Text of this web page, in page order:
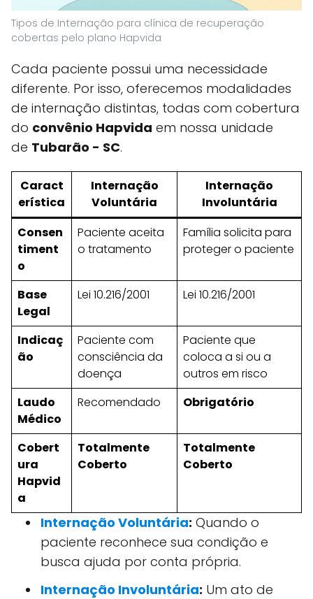
Tipos de Internação para clínica de recuperação
cobertas pelo plano Hapvida
Cada paciente possui uma necessidade
diferente. Por isso, oferecemos modalidades
de internação distintas, todas com cobertura
do convênio Hapvida em nossa unidade
de Tubarão - SC.
Caract
erística
Internação
Voluntária
Internação
Involuntária
Consen
timent
o
Paciente aceita
o tratamento
Família solicita para
proteger o paciente
Base
Legal
Lei 10.216/2001 Lei 10.216/2001
Indicaç
ão
Paciente com
consciência da
doença
Paciente que
coloca a si ou a
outros em risco
Laudo
Médico
Recomendado Obrigatório
Cobert
ura
Hapvid
a
Totalmente
Coberto
Totalmente
Coberto
Internação Voluntária: Quando o
paciente reconhece sua condição e
busca ajuda por conta própria.
Internação Involuntária: Um ato de